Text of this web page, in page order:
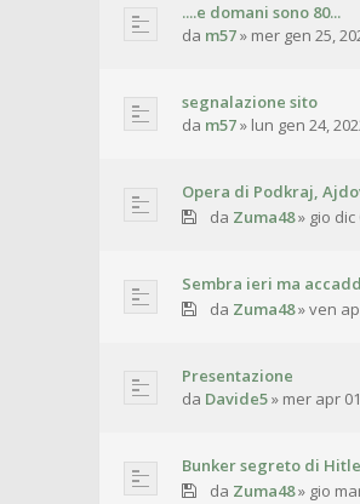
....e domani sono 80...
da m57» mer gen 25,
segnalazione sito
da m57» lun gen 24,
Opera di Podkraj,
da Zuma48» gio dic
Sembra ieri ma
da Zuma48»ven
Presentazione
da Davide5» mer apr
Bunker segreto di
da Zuma48» gio